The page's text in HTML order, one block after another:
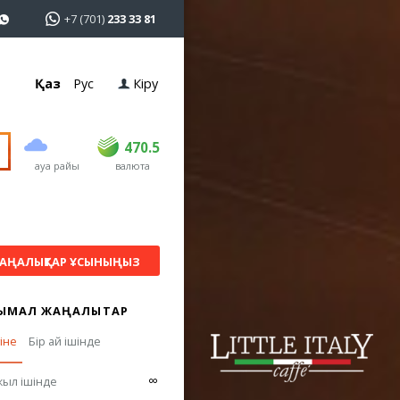
+7 (701) 233 33 81
Қаз Рус Кіру
ауа райы
470.5
USD 468.5 470.5
EUR валюта
ҰСЫНЫҢЫЗ
ЖАҢАЛЫҚТАР
Бір ай ішінде
ішінде ∞